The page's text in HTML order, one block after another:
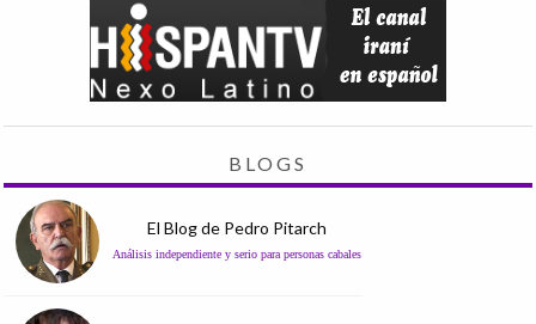
BLOGS
El Blog de Pedro Pitarch
Análisis independiente y serio para personas cabales